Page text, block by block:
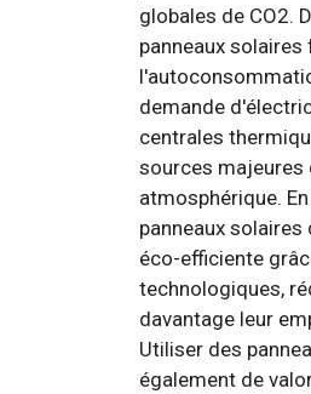
globales de CO2.
panneaux
demande
centrales
sources majeures
atmosphérique.
panneaux solaires
éco-efficiente
technologiques,
davantage leur
Utiliser des
également de